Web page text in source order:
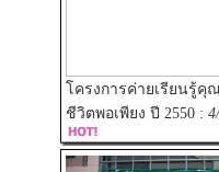
โครงการค่ายเรียนรู้คุ
ชีวิตพอเพียง ปี 2550 :